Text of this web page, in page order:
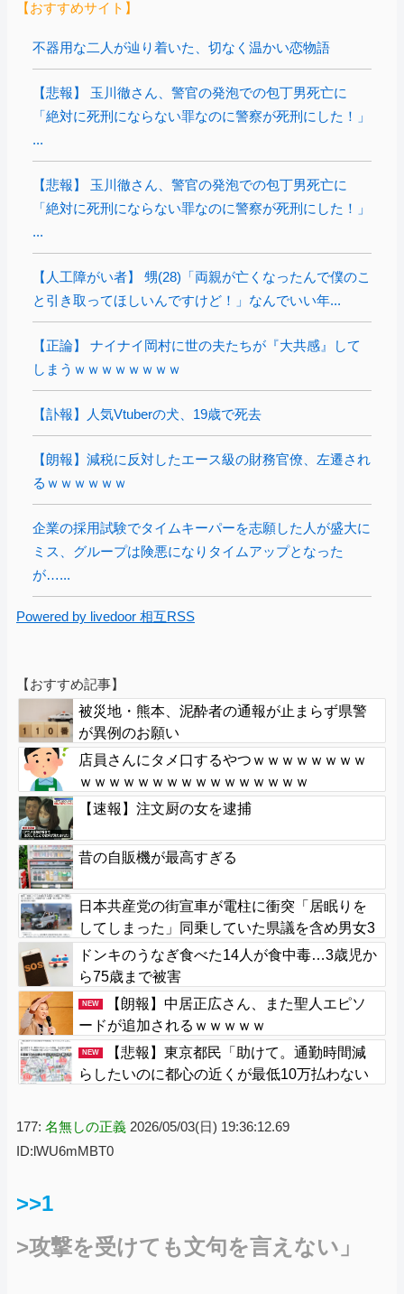
【おすすめサイト】
不器用な二人が辿り着いた、切なく温かい恋物語
【悲報】 玉川徹さん、警官の発泡での包丁男死亡に
「絶対に死刑にならない罪なのに警察が死刑にした！」
...
【悲報】 玉川徹さん、警官の発泡での包丁男死亡に
「絶対に死刑にならない罪なのに警察が死刑にした！」
...
【人工障がい者】 甥(28)「両親が亡くなったんで僕のこ
と引き取ってほしいんですけど！」なんでいい年...
【正論】 ナイナイ岡村に世の夫たちが『大共感』して
しまうｗｗｗｗｗｗｗｗ
【訃報】人気Vtuberの犬、19歳で死去
【朗報】減税に反対したエース級の財務官僚、左遷され
るｗｗｗｗｗｗ
企業の採用試験でタイムキーパーを志願した人が盛大に
ミス、グループは険悪になりタイムアップとなった
が…...
Powered by livedoor 相互RSS
【おすすめ記事】
被災地・熊本、泥酔者の通報が止まらず県警
が異例のお願い
店員さんにタメ口するやつｗｗｗｗｗｗｗｗ
ｗｗｗｗｗｗｗｗｗｗｗｗｗｗｗｗ
【速報】注文厨の女を逮捕
昔の自販機が最高すぎる
日本共産党の街宣車が電柱に衝突「居眠りを
してしまった」同乗していた県議を含め男女3
人重傷
ドンキのうなぎ食べた14人が食中毒…3歳児か
ら75歳まで被害
NEW
【朗報】中居正広さん、また聖人エピソ
ードが追加されるｗｗｗｗｗ
NEW
【悲報】東京都民「助けて。通勤時間減
らしたいのに都心の近くが最低10万払わない
177: 名無しの正義 2026/05/03(日) 19:36:12.69
ID:lWU6mMBT0
>>1
>攻撃を受けても文句を言えない」